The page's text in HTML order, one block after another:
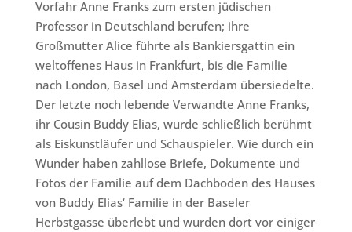
Vorfahr Anne Franks zum ersten jüdischen
Professor in Deutschland berufen; ihre
Großmutter Alice führte als Bankiersgattin ein
weltoffenes Haus in Frankfurt, bis die Familie
nach London, Basel und Amsterdam übersiedelte.
Der letzte noch lebende Verwandte Anne Franks,
ihr Cousin Buddy Elias, wurde schließlich berühmt
als Eiskunstläufer und Schauspieler. Wie durch ein
Wunder haben zahllose Briefe, Dokumente und
Fotos der Familie auf dem Dachboden des Hauses
von Buddy Elias‘ Familie in der Baseler
Herbstgasse überlebt und wurden dort vor einiger